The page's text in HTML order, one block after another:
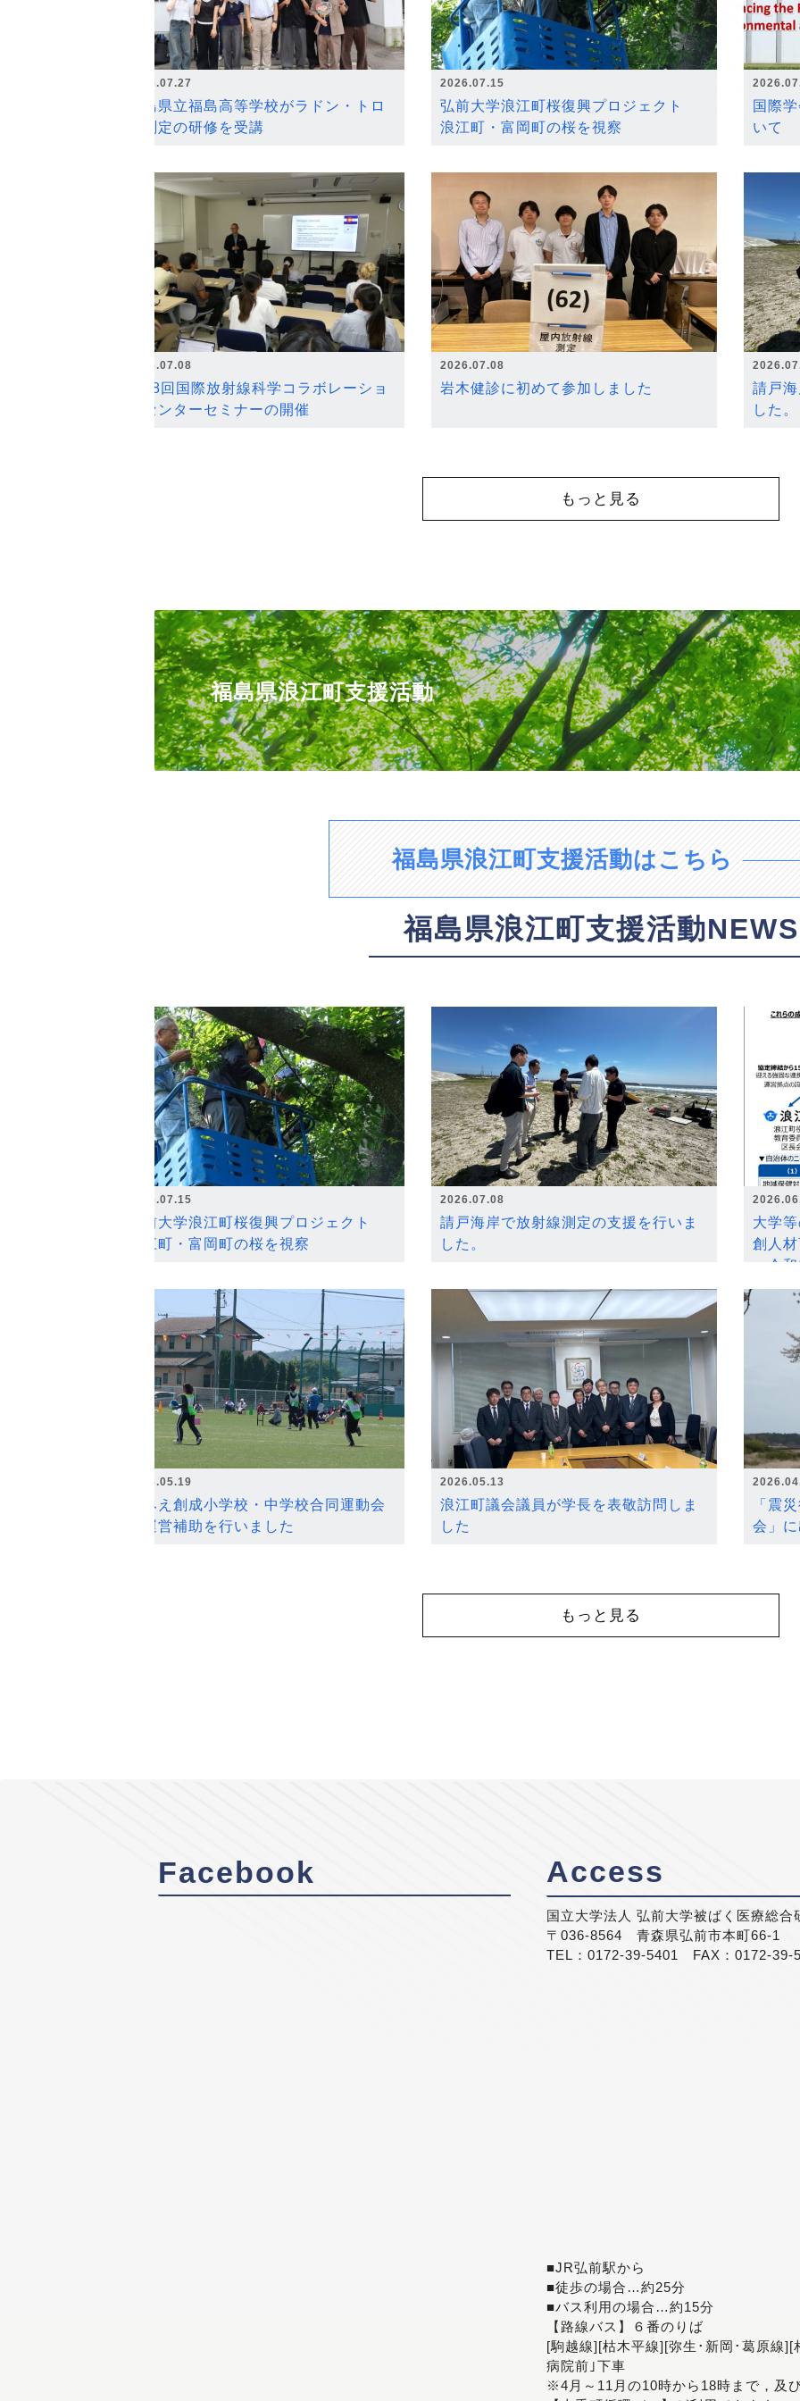
2026.07.27
福島県立福島高等学校がラドン・トロ
ン測定の研修を受講
2026.07.15
弘前大学浪江町桜復興プロジェクト
浪江町・富岡町の桜を視察
国際
いて
2026.07.08
第18回国際放射線科学コラボレーショ
ンセンターセミナーの開催
2026.07.08
岩木健診に初めて参加しました
請戸
した。
もっと見る
福島県浪江町支援活動
福島県浪江町支援活動はこちら
福島県浪江町支援活動NEWS
2026.07.15
弘前大学浪江町桜復興プロジェクト
浪江町・富岡町の桜を視察
2026.07.08
請戸海岸で放射線測定の支援を行いま
した。
大学
創人
～令
2026.05.19
なみえ創成小学校・中学校合同運動会
の運営補助を行いました
2026.05.13
浪江町議会議員が学長を表敬訪問しま
した
「震
会」
もっと見る
Facebook Access
国立大学法人 弘前大学被ばく医療総合
〒036-8564 青森県弘前市本町66-1
TEL：0172-39-5401 FAX：0172-39-
■JR弘前駅から
■徒歩の場合…約25分
■バス利用の場合…約15分
【路線バス】６番のりば
[駒越線][枯木平線][弥生･新岡･葛原線
病院前｣下車
※4月～11月の10時から18時まで，及